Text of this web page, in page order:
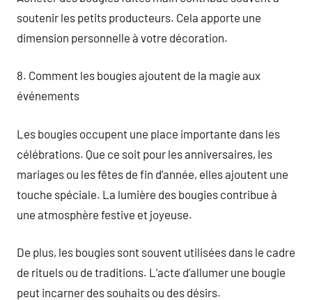
soutenir les petits producteurs. Cela apporte une
dimension personnelle à votre décoration.
8. Comment les bougies ajoutent de la magie aux
événements
Les bougies occupent une place importante dans les
célébrations. Que ce soit pour les anniversaires, les
mariages ou les fêtes de fin d’année, elles ajoutent une
touche spéciale. La lumière des bougies contribue à
une atmosphère festive et joyeuse.
De plus, les bougies sont souvent utilisées dans le cadre
de rituels ou de traditions. L’acte d’allumer une bougie
peut incarner des souhaits ou des désirs.